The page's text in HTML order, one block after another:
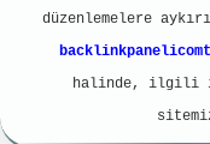
düzenlemelere
halinde, ilgili